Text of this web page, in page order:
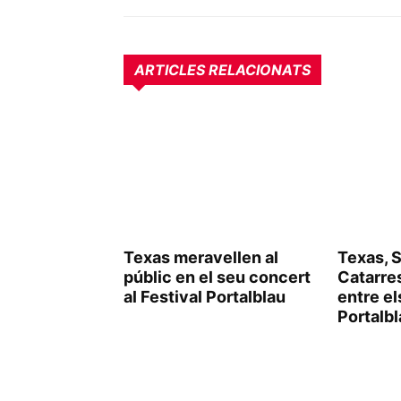
ARTICLES RELACIONATS
Texas meravellen al
públic en el seu concert
al Festival Portalblau
Texas,
entre